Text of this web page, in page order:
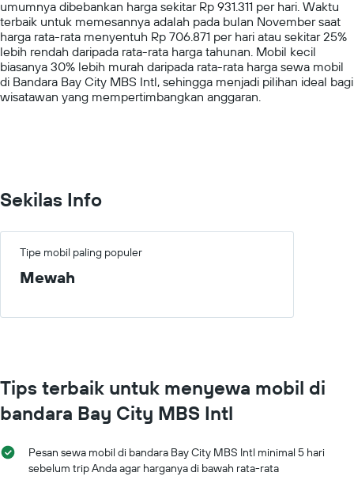
1
Y
axis
displaying
values.
Range:
0
umumnya dibebankan harga sekitar Rp 931.311 per hari. Waktu
terbaik untuk memesannya adalah pada bulan November saat
harga rata-rata menyentuh Rp 706.871 per hari atau sekitar 25%
lebih rendah daripada rata-rata harga tahunan. Mobil kecil
biasanya 30% lebih murah daripada rata-rata harga sewa mobil
di Bandara Bay City MBS Intl, sehingga menjadi pilihan ideal bagi
wisatawan yang mempertimbangkan anggaran.
Sekilas Info
Tipe mobil paling populer
Mewah
Tips terbaik untuk menyewa mobil di
bandara Bay City MBS Intl
Pesan sewa mobil di bandara Bay City MBS Intl minimal 5 hari
sebelum trip Anda agar harganya di bawah rata-rata